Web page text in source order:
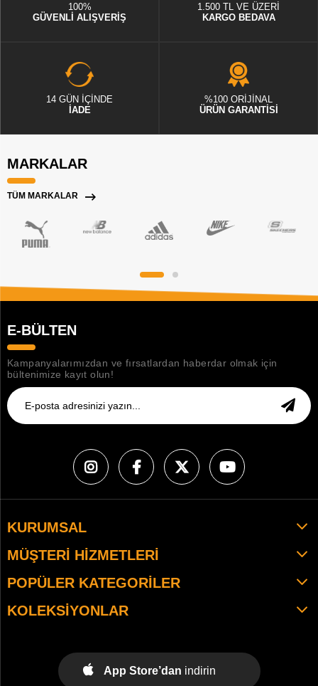
100%
GÜVENLİ ALIŞVERİŞ
1.500 TL VE ÜZERİ
KARGO BEDAVA
14 GÜN İÇİNDE
İADE
%100 ORİJİNAL
ÜRÜN GARANTİSİ
MARKALAR
TÜM MARKALAR
E-BÜLTEN
Kampanyalarımızdan ve fırsatlardan haberdar olmak için
bültenimize kayıt olun!
KURUMSAL
MÜŞTERI HIZMETLERI
POPÜLER KATEGORILER
KOLEKSIYONLAR
App Store’dan indirin